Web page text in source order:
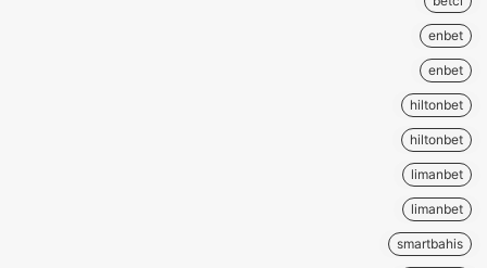
enbet
enbet
hiltonbet
hiltonbet
limanbet
limanbet
smartbahis